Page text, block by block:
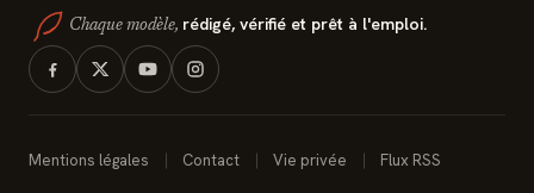
Chaque modèle, rédigé, vérifié et prêt à l'emploi.
Mentions légales Contact Vie privée Flux RSS